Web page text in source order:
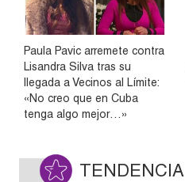
Paula Pavic arremete contra
Lisandra Silva tras su
llegada a Vecinos al Límite:
«No creo que en Cuba
tenga algo mejor…»
TENDENCIA